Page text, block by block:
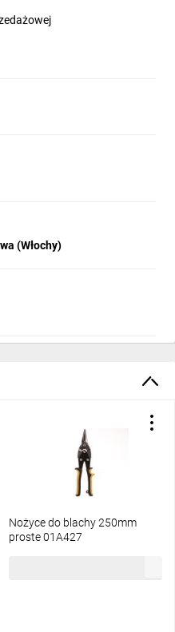
(Włochy)
Nożyce do blachy 250mm
proste 01A427